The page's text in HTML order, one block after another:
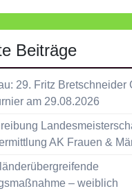
Beiträge
29. Fritz Bretschneider
am 29.08.2026
AK Frauen &
länderübergreifende
– weiblich